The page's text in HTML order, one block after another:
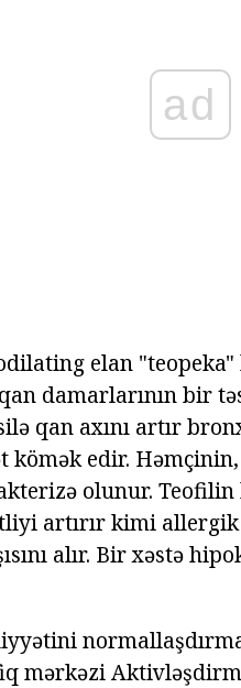
ad
elan "teopeka"
damarlarının bir
qan axını artır
kömək edir.
olunur.
artırır kimi
alır. Bir xəstə
mərkəzi